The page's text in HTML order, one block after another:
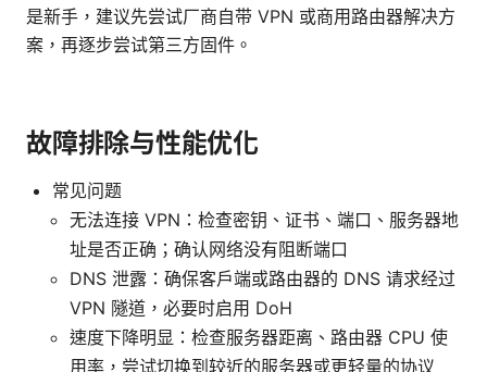
是新手，建议先尝试厂商自带 VPN 或商用路由器解决方
案，再逐步尝试第三方固件。
故障排除与性能优化
常见问题
无法连接 VPN：检查密钥、证书、端口、服务器地
址是否正确；确认网络没有阻断端口
DNS 泄露：确保客户端或路由器的 DNS 请求经过
VPN 隧道，必要时启用 DoH
速度下降明显：检查服务器距离、路由器 CPU 使
用率，尝试切换到较近的服务器或更轻量的协议